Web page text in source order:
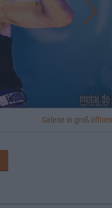
Galerie in groß öffnen